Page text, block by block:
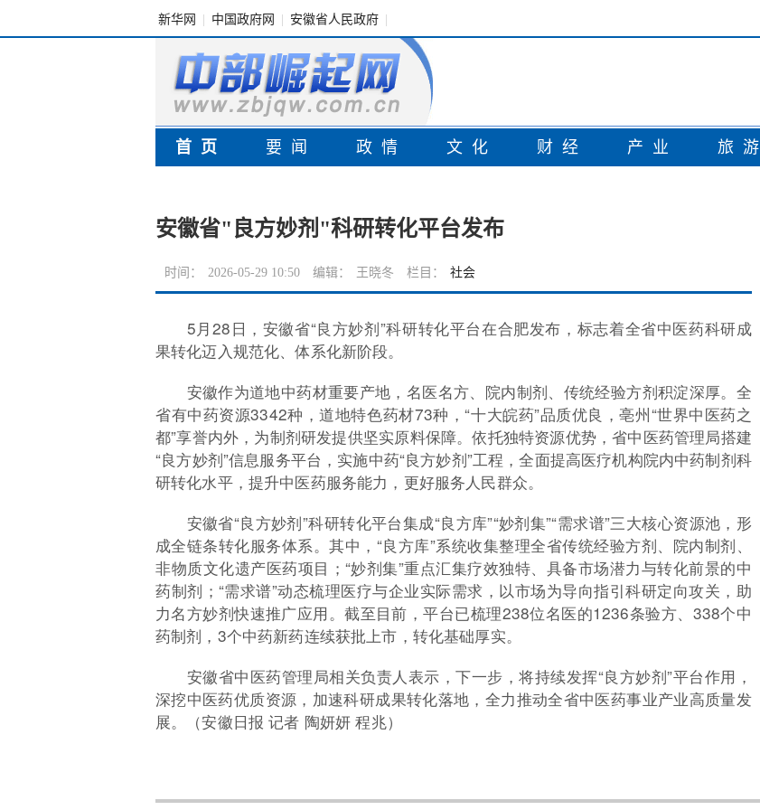
新华网 中国政府网 安徽省人民政府
首页 要闻 政情 文化 财经 产业 旅游
安徽省"良方妙剂"科研转化平台发布
时间： 2026-05-29 10:50 编辑： 王晓冬 栏目： 社会
5月28日，安徽省“良方妙剂”科研转化平台在合肥发布，标志着全省中医药科研成
果转化迈入规范化、体系化新阶段。
安徽作为道地中药材重要产地，名医名方、院内制剂、传统经验方剂积淀深厚。全
省有中药资源3342种，道地特色药材73种，“十大皖药”品质优良，亳州“世界中医药之
都”享誉内外，为制剂研发提供坚实原料保障。依托独特资源优势，省中医药管理局搭建
“良方妙剂”信息服务平台，实施中药“良方妙剂”工程，全面提高医疗机构院内中药制剂科
研转化水平，提升中医药服务能力，更好服务人民群众。
安徽省“良方妙剂”科研转化平台集成“良方库”“妙剂集”“需求谱”三大核心资源池，形
成全链条转化服务体系。其中，“良方库”系统收集整理全省传统经验方剂、院内制剂、
非物质文化遗产医药项目；“妙剂集”重点汇集疗效独特、具备市场潜力与转化前景的中
药制剂；“需求谱”动态梳理医疗与企业实际需求，以市场为导向指引科研定向攻关，助
力名方妙剂快速推广应用。截至目前，平台已梳理238位名医的1236条验方、338个中
药制剂，3个中药新药连续获批上市，转化基础厚实。
安徽省中医药管理局相关负责人表示，下一步，将持续发挥“良方妙剂”平台作用，
深挖中医药优质资源，加速科研成果转化落地，全力推动全省中医药事业产业高质量发
展。（安徽日报 记者 陶妍妍 程兆）